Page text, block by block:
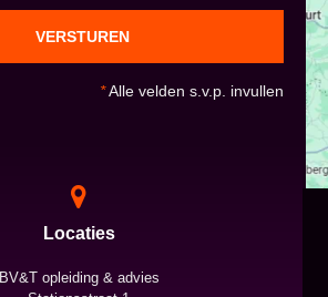
VERSTUREN
*Alle velden s.v.p. invullen
Locaties
BV&T opleiding & advies